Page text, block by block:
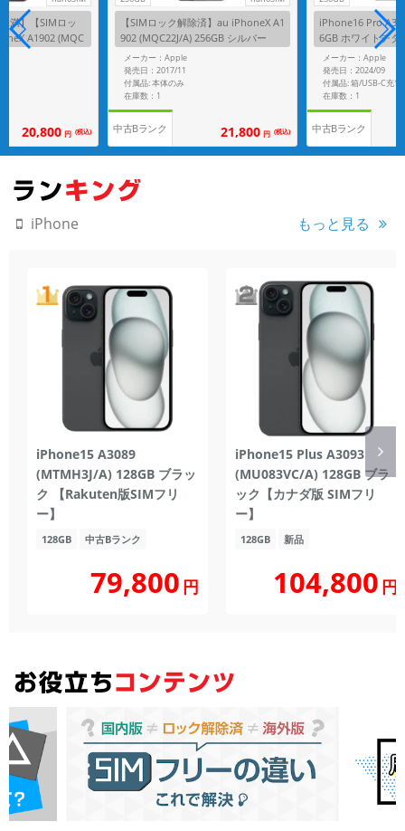
満】【SIMロッ
A1902 (MQC
スグレイ
20,800 円 (税込)
【SIMロック解除済】au iPhoneX A1
902 (MQC22J/A) 256GB シルバー
メーカー：Apple
発売日：2017/11
付属品: 本体のみ
在庫数：1
中古Bランク 21,800 円 (税込)
iPhone16 Pro
6GB ホワイトチタ
Mフリー】
メーカー：Apple
発売日：2024/09
在庫数：1
中古Bランク
iPhone もっと見る
iPhone15 A3089
(MTMH3J/A) 128GB ブラッ
ク 【Rakuten版SIMフリ
ー】
128GB 中古Bランク
79,800円
iPhone15 Plus A3093
(MU083VC/A) 128GB ブラ
ック【カナダ版 SIMフリ
ー】
128GB 新品
104,800円